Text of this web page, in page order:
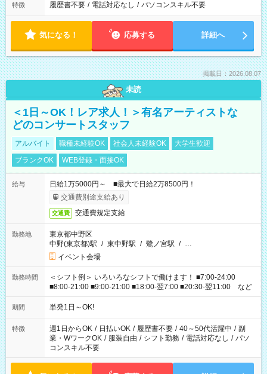
特徴 履歴書不要 / 電話対応なし / パソコンスキル不要
気になる！ 応募する 詳細へ
掲載日：2026.08.07
未読
＜1日～OK！レア求人！＞有名アーティストな
どのコンサートスタッフ
アルバイト 職種未経験OK 社会人未経験OK
大学生歓迎
ブランクOK
WEB登録・面接OK
給与
日給1万5000円～ ■最大で日給2万8500円！
交通費別途支給あり
交通費 交通費規定支給
勤務地
東京都中野区
中野(東京都)駅 / 東中野駅 / 鷺ノ宮駅 / …
イベント会場
勤務時間
＜シフト例＞ いろいろなシフトで働けます！ ■7:00-24:00
■8:00-21:00 ■9:00-21:00 ■18:00-翌7:00 ■20:30-翌11:00 など
期間 単発1日～OK!
特徴 週1日からOK / 日払いOK / 履歴書不要 / 40～50代活躍中 / 副
業・WワークOK / 服装自由 / シフト勤務 / 電話対応なし / パソ
コンスキル不要